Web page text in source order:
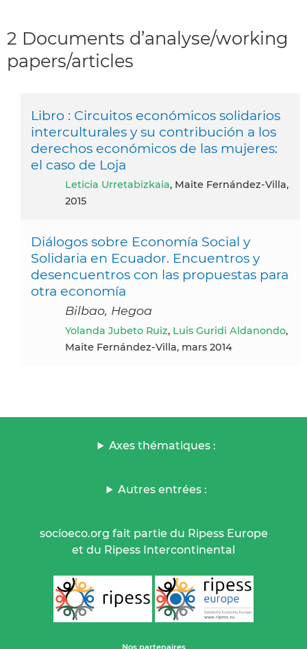
2 Documents d’analyse/working
papers/articles
Libro : Circuitos económicos solidarios
interculturales y su contribución a los
derechos económicos de las mujeres:
el caso de Loja
Leticia Urretabizkaia, Maite Fernández-Villa,
2015
Diálogos sobre Economía Social y
Solidaria en Ecuador. Encuentros y
desencuentros con las propuestas para
otra economía
Bilbao, Hegoa
Yolanda Jubeto Ruiz, Luis Guridi Aldanondo,
Maite Fernández-Villa, mars 2014
Axes thématiques :
Autres entrées :
socioeco.org fait partie du Ripess Europe
et du Ripess Intercontinental
Nos partenaires